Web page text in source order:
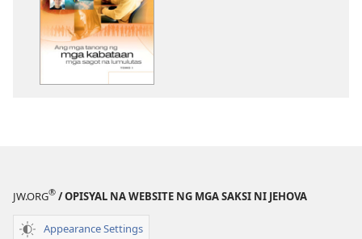
Kabataan
JW.ORG® / OPISYAL NA WEBSITE NG MGA SAKSI NI JEHOVA
Appearance Settings